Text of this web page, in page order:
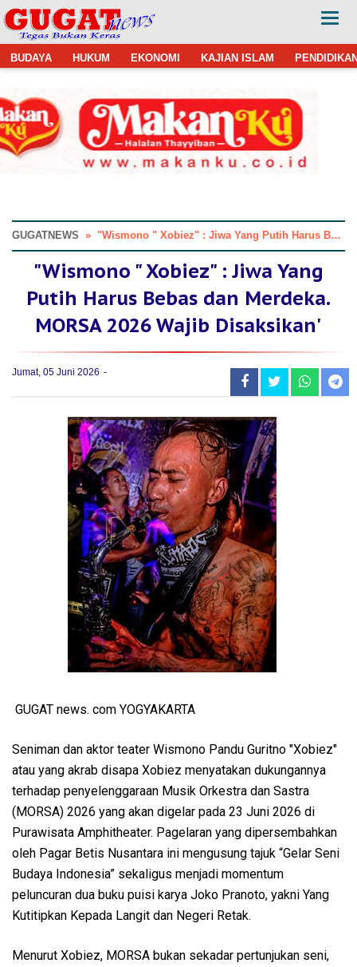
BUDAYA HUKUM EKONOMI KAJIAN ISLAM
GUGATNEWS » "Wismono " Xobiez" : Jiwa Yang Putih Harus Bebas dan Merdeka. MORSA 2026 Wajib Disaksikan'
"Wismono " Xobiez" : Jiwa Yang
Putih Harus Bebas dan Merdeka.
MORSA 2026 Wajib Disaksikan'
Jumat, 05 Juni 2026
GUGAT news. com YOGYAKARTA
Seniman dan aktor teater Wismono Pandu Guritno "Xobiez"
atau yang akrab disapa Xobiez menyatakan dukungannya
terhadap penyelenggaraan Musik Orkestra dan Sastra
(MORSA) 2026 yang akan digelar pada 23 Juni 2026 di
Purawisata Amphitheater. Pagelaran yang dipersembahkan
oleh Pagar Betis Nusantara ini mengusung tajuk “Gelar Seni
Budaya Indonesia” sekaligus menjadi momentum
peluncuran dua buku puisi karya Joko Pranoto, yakni Yang
Kutitipkan Kepada Langit dan Negeri Retak.
Menurut Xobiez, MORSA bukan sekadar pertunjukan seni,